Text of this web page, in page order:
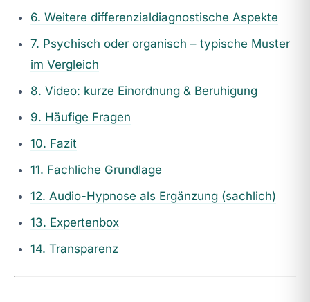
6. Weitere differenzialdiagnostische Aspekte
7. Psychisch oder organisch – typische Muster
im Vergleich
8. Video: kurze Einordnung & Beruhigung
9. Häufige Fragen
10. Fazit
11. Fachliche Grundlage
12. Audio-Hypnose als Ergänzung (sachlich)
13. Expertenbox
14. Transparenz